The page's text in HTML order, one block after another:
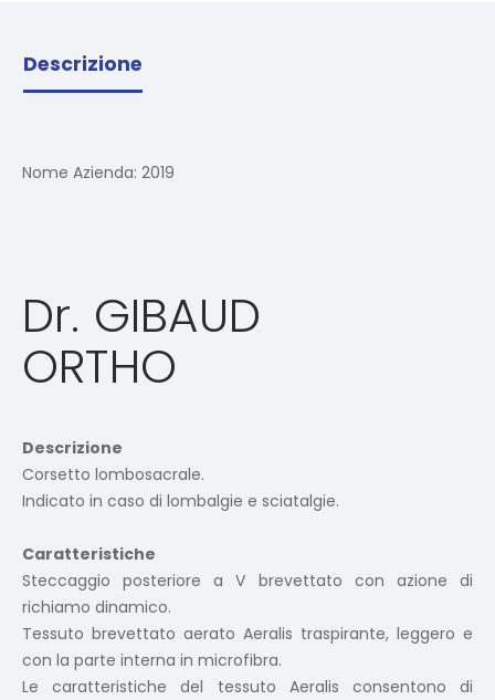
Descrizione
Nome Azienda: 2019
Dr. GIBAUD
ORTHO
Descrizione
Corsetto lombosacrale.
Indicato in caso di lombalgie e sciatalgie.
Caratteristiche
Steccaggio posteriore a V brevettato con azione di
richiamo dinamico.
Tessuto brevettato aerato Aeralis traspirante, leggero e
con la parte interna in microfibra.
Le caratteristiche del tessuto Aeralis consentono di